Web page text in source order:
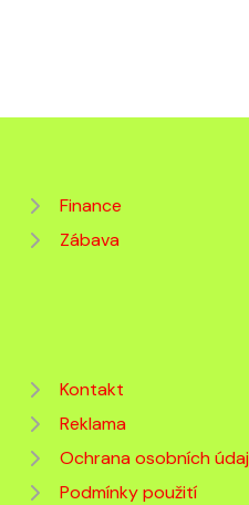
Finance
Zábava
Kontakt
Reklama
Ochrana osobních
Podmínky použití